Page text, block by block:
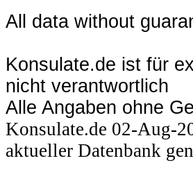
All data without
Konsulate.de ist für
nicht verantwortlich
Alle Angaben ohne
Konsulate.de 02-Aug-
aktueller Datenbank